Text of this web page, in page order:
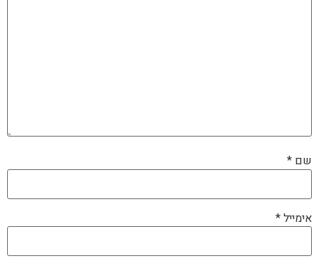
שם *
אימייל*